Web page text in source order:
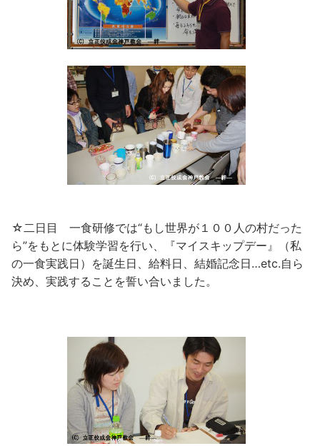
☆二日目 一食研修では“もし世界が１００人の村だった
ら”をもとに体験学習を行い、『マイスキップデー』（私
の一食実践日）を誕生日、給料日、結婚記念日…etc.自ら
決め、実践することを誓い合いました。